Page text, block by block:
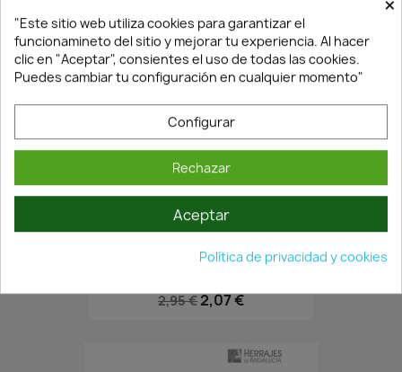
En Stock·Envío 24/48h
2,95 €2,07 €
"Este sitio web utiliza cookies para garantizar el
funcionamineto del sitio y mejorar tu experiencia. Al hacer
clic en "Aceptar", consientes el uso de todas las cookies.
Puedes cambiar tu configuración en cualquier momento"
Configurar
Rechazar
Aceptar
Política de privacidad y cookies